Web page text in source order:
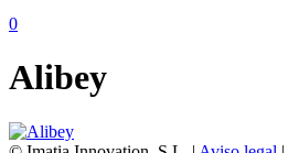
0
Alibey